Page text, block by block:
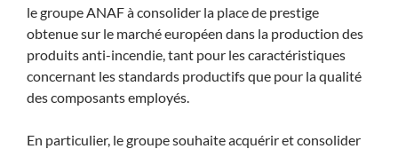
le groupe ANAF à consolider la place de prestige
obtenue sur le marché européen dans la production des
produits anti-incendie, tant pour les caractéristiques
concernant les standards productifs que pour la qualité
des composants employés.
En particulier, le groupe souhaite acquérir et consolider